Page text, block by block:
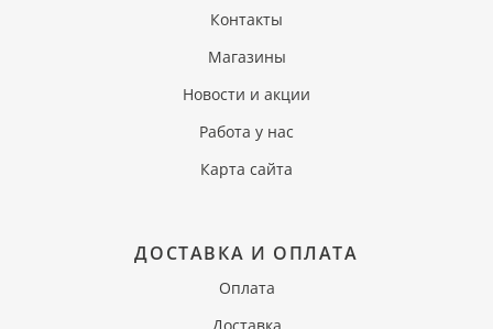
Контакты
Магазины
Новости и акции
Работа у нас
Карта сайта
ДОСТАВКА И ОПЛАТА
Оплата